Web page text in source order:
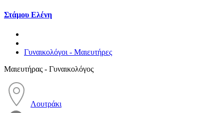
Στάμου Ελένη
Γυναικολόγοι - Μαιευτήρες
Μαιευτήρας - Γυναικολόγος
Λουτράκι